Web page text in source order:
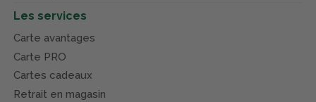
Les services
Carte avantages
Carte PRO
Cartes cadeaux
Retrait en magasin